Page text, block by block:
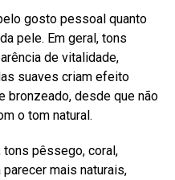
gosto pessoal quanto
pele. Em geral, tons
de vitalidade,
suaves criam efeito
bronzeado, desde que não
o tom natural.
pêssego, coral,
mais naturais,